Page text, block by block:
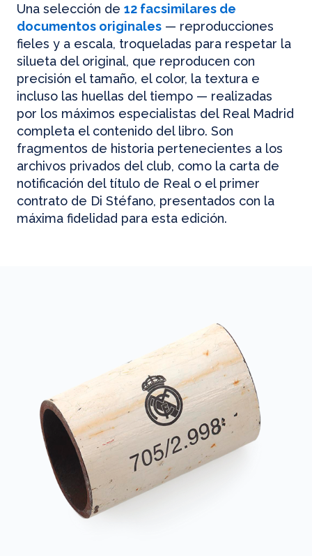
Una selección de 12 facsimilares de
documentos originales — reproducciones
fieles y a escala, troqueladas para respetar la
silueta del original, que reproducen con
precisión el tamaño, el color, la textura e
incluso las huellas del tiempo — realizadas
por los máximos especialistas del Real Madrid
completa el contenido del libro. Son
fragmentos de historia pertenecientes a los
archivos privados del club, como la carta de
notificación del título de Real o el primer
contrato de Di Stéfano, presentados con la
máxima fidelidad para esta edición.